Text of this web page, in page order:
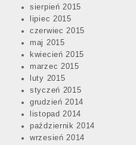
sierpień 2015
lipiec 2015
czerwiec 2015
maj 2015
kwiecień 2015
marzec 2015
luty 2015
styczeń 2015
grudzień 2014
listopad 2014
październik 2014
wrzesień 2014